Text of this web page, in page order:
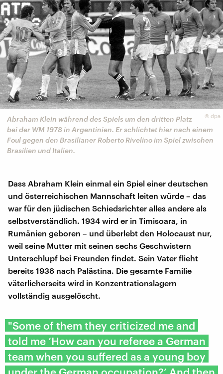
© dpa
Abraham Klein während des Spiels um den dritten Platz
bei der WM 1978 in Argentinien. Er schlichtet hier nach einem
Foul gegen den Brasilianer Roberto Rivelino im Spiel zwischen
Brasilien und Italien.
Dass Abraham Klein einmal ein Spiel einer deutschen
und österreichischen Mannschaft leiten würde – das
war für den jüdischen Schiedsrichter alles andere als
selbstverständlich. 1934 wird er in Timisoara, in
Rumänien geboren – und überlebt den Holocaust nur,
weil seine Mutter mit seinen sechs Geschwistern
Unterschlupf bei Freunden findet. Sein Vater flieht
bereits 1938 nach Palästina. Die gesamte Familie
väterlicherseits wird in Konzentrationslagern
vollständig ausgelöscht.
"Some of them they criticized me and
told me ‘How can you referee a German
team when you suffered as a young boy